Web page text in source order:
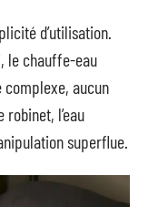
d’utilisation.
le chauffe-eau
complexe, aucun
l’eau
superflue.